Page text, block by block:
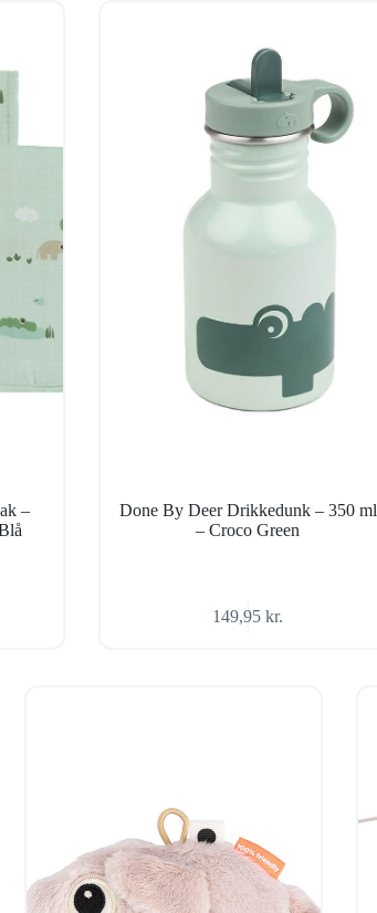
–
Done By Deer Drikkedunk – 350 ml
– Croco Green
149,95kr.